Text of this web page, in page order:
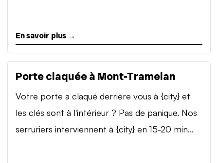
En savoir plus →
Porte claquée à Mont-Tramelan
Votre porte a claqué derrière vous à {city} et
les clés sont à l'intérieur ? Pas de panique. Nos
serruriers interviennent à {city} en 15-20 min...